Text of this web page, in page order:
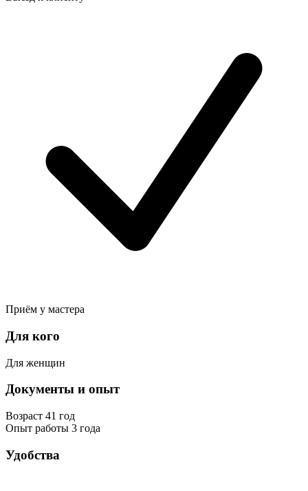
Приём у мастера
Для кого
Для женщин
Документы и опыт
Возраст 41 год
Опыт работы 3 года
Удобства